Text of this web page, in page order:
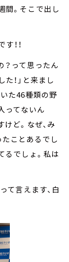
間。そこで出し
！！
？って思ったん
！」と来まし
た46種類の野
ってないん
けど。なぜ、み
たことあるでし
るでしょ。私は
て言えます、白